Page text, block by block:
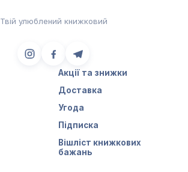
Твій улюблений книжковий
Акції та знижки
Доставка
Угода
Підписка
Вішліст книжкових
бажань